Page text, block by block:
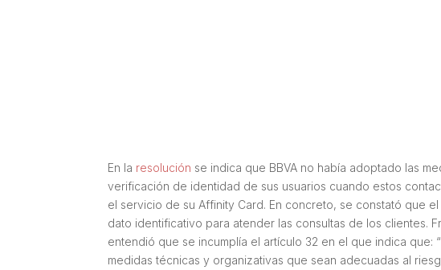
En la resolución se indica que BBVA no había adoptado las
verificación de identidad de sus usuarios cuando estos
el servicio de su Affinity Card. En concreto, se constató que
dato identificativo para atender las consultas de los clientes.
entendió que se incumplía el artículo 32 en el que indica que: “
medidas técnicas y organizativas que sean adecuadas al